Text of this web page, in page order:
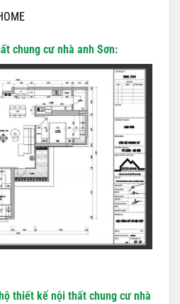
chung cư nhà anh Sơn:
thiết kế nội thất chung cư nhà